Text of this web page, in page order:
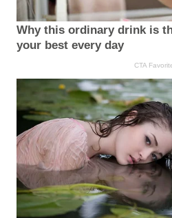
Why this ordinary drink is
your best every day
CTA